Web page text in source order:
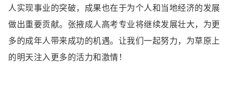
人实现事业的突破，成果也在于为个人和当地经济的发展
做出重要贡献。张掖成人高考专业将继续发展壮大，为更
多的成年人带来成功的机遇。让我们一起努力，为草原上
的明天注入更多的活力和激情！